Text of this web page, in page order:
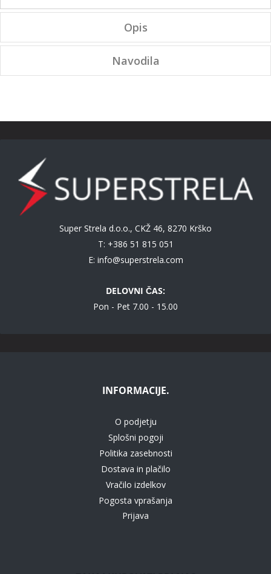
Opis
Navodila
Super Strela d.o.o., CKŽ 46, 8270 Krško
T: +386 51 815 051
E: info@superstrela.com
DELOVNI ČAS:
Pon - Pet 7.00 - 15.00
INFORMACIJE.
O podjetju
Splošni pogoji
Politika zasebnosti
Dostava in plačilo
Vračilo izdelkov
Pogosta vprašanja
Prijava